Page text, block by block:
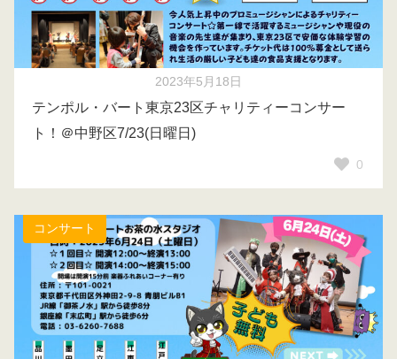
2023年5月18日
テンポル・バート東京23区チャリティーコンサー
ト！＠中野区7/23(日曜日)
0
コンサート